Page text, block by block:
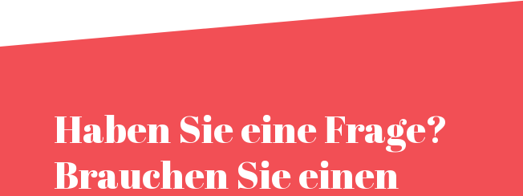
Haben Sie eine Frage?
Brauchen Sie einen